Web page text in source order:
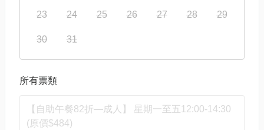
23 24 25 26 27 28 29
30 31
所有票類
【自助午餐82折—成人】 星期一至五12:00-14:30
(原價$484)